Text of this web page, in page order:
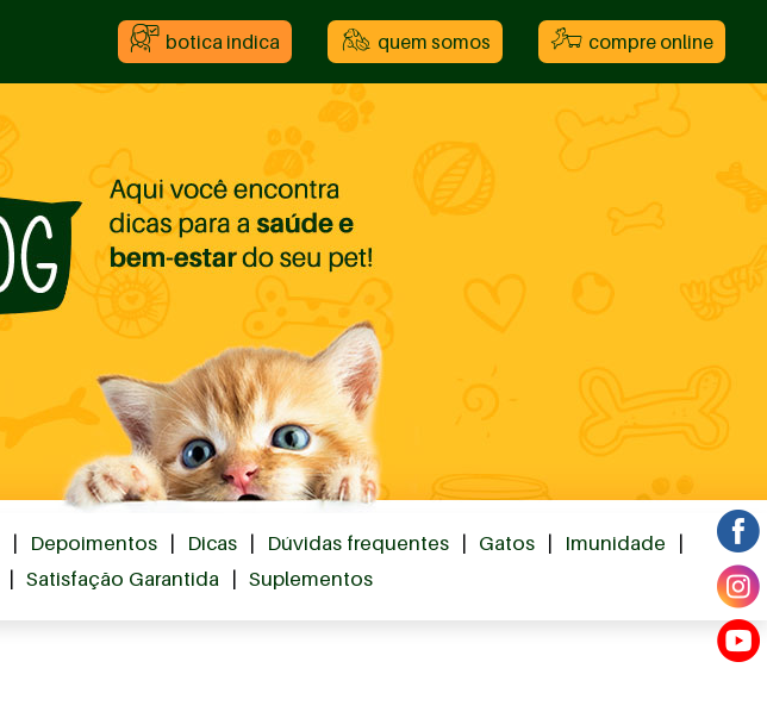
botica indica quem somos compre online
Depoimentos Dicas Dúvidas frequentes Gatos Imunidade
Satisfação Garantida Suplementos